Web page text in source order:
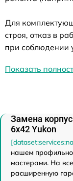
Для
строя, отказ в
при соблюдении
Показать
Замена
6x42 Yukon
нашем
мастерами. На
расширенную